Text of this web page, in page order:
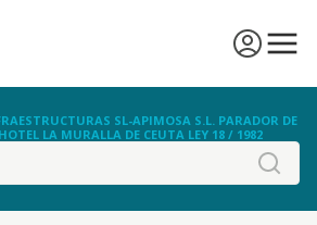
SL-APIMOSA S.L. PARADOR DE
LA MURALLA DE CEUTA LEY 18 / 1982